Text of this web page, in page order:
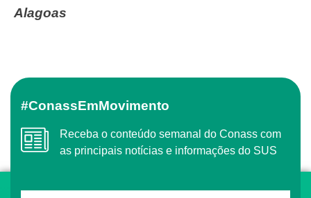
Alagoas
#ConassEmMovimento
Receba o conteúdo semanal do Conass com
as principais notícias e informações do SUS